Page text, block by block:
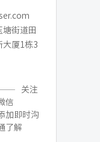
街道田
大厦1栋3
关注
信
加即时沟
了解